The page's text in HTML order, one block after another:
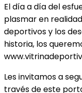
El día a día del
plasmar en
deportivos y los
historia, los
Les invitamos a
través de este